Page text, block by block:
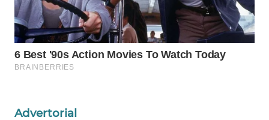
Advertorial
SELEB
WAHANA
PERSONA